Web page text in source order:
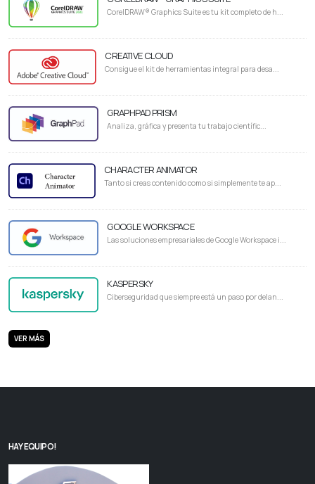
CorelDRAW® Graphics Suite es tu kit completo de h...
CREATIVE CLOUD
Consigue el kit de herramientas integral para desa...
GRAPHPAD PRISM
Analiza, gráfica y presenta tu trabajo científic...
CHARACTER ANIMATOR
Tanto si creas contenido como si simplemente te ap...
GOOGLE WORKSPACE
Las soluciones empresariales de Google Workspace i...
KASPERSKY
Ciberseguridad que siempre está un paso por delan...
VER MÁS
HAY EQUIPO!